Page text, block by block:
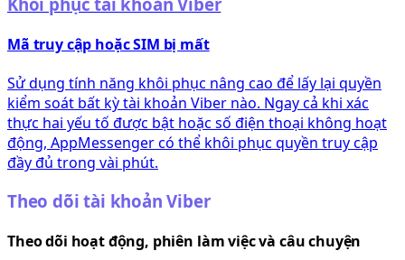
Mã truy cập hoặc SIM bị mất
Sử dụng tính năng khôi phục nâng cao để lấy lại quyền
kiểm soát bất kỳ tài khoản Viber nào. Ngay cả khi xác
thực hai yếu tố được bật hoặc số điện thoại không hoạt
động, AppMessenger có thể khôi phục quyền truy cập
đầy đủ trong vài phút.
Theo dõi tài khoản Viber
Theo dõi hoạt động, phiên làm việc và câu chuyện